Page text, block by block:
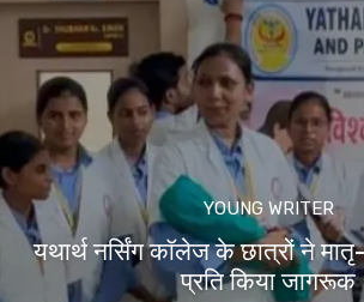
YOUNG WRITER
यथार्थ नर्सिंग कॉलेज के छात्रों ने
प्रति किया जागरूक